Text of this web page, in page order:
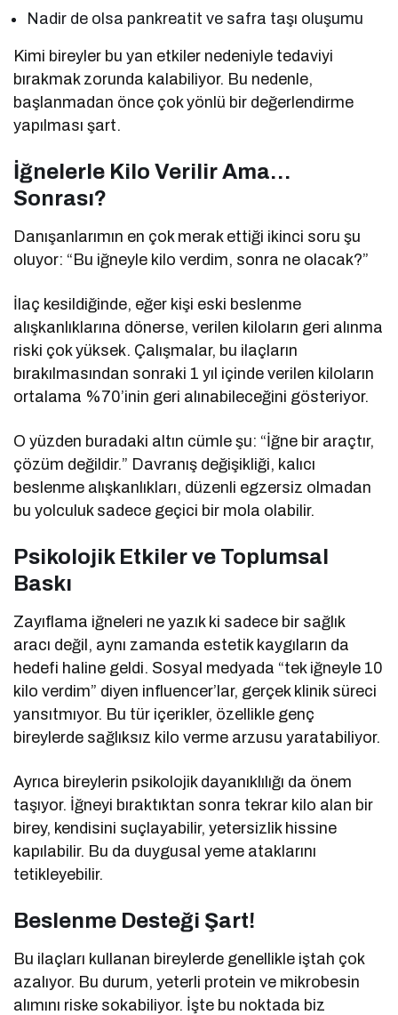
Nadir de olsa pankreatit ve safra taşı oluşumu
Kimi bireyler bu yan etkiler nedeniyle tedaviyi
bırakmak zorunda kalabiliyor. Bu nedenle,
başlanmadan önce çok yönlü bir değerlendirme
yapılması şart.
İğnelerle Kilo Verilir Ama…
Sonrası?
Danışanlarımın en çok merak ettiği ikinci soru şu
oluyor: “Bu iğneyle kilo verdim, sonra ne olacak?”
İlaç kesildiğinde, eğer kişi eski beslenme
alışkanlıklarına dönerse, verilen kiloların geri alınma
riski çok yüksek. Çalışmalar, bu ilaçların
bırakılmasından sonraki 1 yıl içinde verilen kiloların
ortalama %70’inin geri alınabileceğini gösteriyor.
O yüzden buradaki altın cümle şu: “İğne bir araçtır,
çözüm değildir.” Davranış değişikliği, kalıcı
beslenme alışkanlıkları, düzenli egzersiz olmadan
bu yolculuk sadece geçici bir mola olabilir.
Psikolojik Etkiler ve Toplumsal
Baskı
Zayıflama iğneleri ne yazık ki sadece bir sağlık
aracı değil, aynı zamanda estetik kaygıların da
hedefi haline geldi. Sosyal medyada “tek iğneyle 10
kilo verdim” diyen influencer’lar, gerçek klinik süreci
yansıtmıyor. Bu tür içerikler, özellikle genç
bireylerde sağlıksız kilo verme arzusu yaratabiliyor.
Ayrıca bireylerin psikolojik dayanıklılığı da önem
taşıyor. İğneyi bıraktıktan sonra tekrar kilo alan bir
birey, kendisini suçlayabilir, yetersizlik hissine
kapılabilir. Bu da duygusal yeme ataklarını
tetikleyebilir.
Beslenme Desteği Şart!
Bu ilaçları kullanan bireylerde genellikle iştah çok
azalıyor. Bu durum, yeterli protein ve mikrobesin
alımını riske sokabiliyor. İşte bu noktada biz